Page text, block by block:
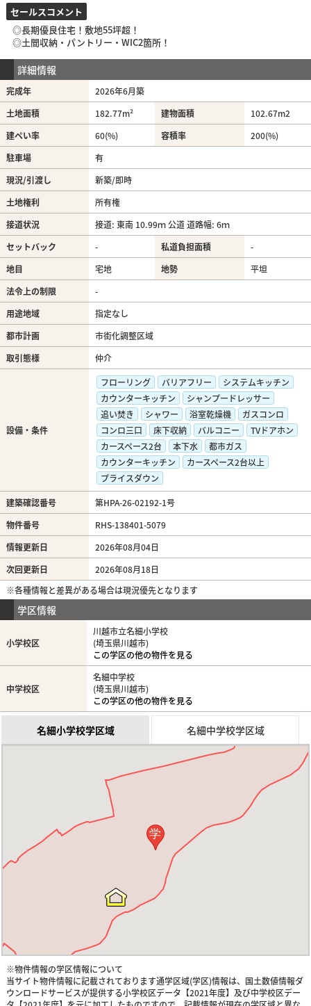
セールスコメント
◎長期優良住宅！敷地55坪超！
◎土間収納・パントリー・WIC2箇所！
詳細情報
完成年
2026年6月築
土地面積
182.77m² 建物面積 102.67m2
建ぺい率
60(%) 容積率
200(%)
駐車場
有
現況/引渡し
新築/即時
土地権利
所有権
接道状況
接道: 東南 10.99ｍ 公道 道路幅: 6ｍ
セットバック
- 私道負担面積
-
地目
宅地 地勢
平坦
法令上の制限
-
用途地域
指定なし
都市計画
市街化調整区域
取引態様
仲介
設備・条件
フローリング バリアフリー
システムキッチン
カウンターキッチン
シャンプードレッサー
追い焚き
シャワー 浴室乾燥機
ガスコンロ
コンロ三口
床下収納 バルコニー
TVドアホン
カースペース2台
本下水
都市ガス
カウンターキッチン
カースペース2台以上
プライスダウン
建築確認番号
第HPA-26-02192-1号
物件番号
RHS-138401-5079
情報更新日
2026年08月04日
次回更新日
2026年08月18日
※各種情報と差異がある場合は現況優先となります
学区情報
小学校区
川越市立名細小学校
(埼玉県川越市)
この学区の他の物件を見る
中学校区
名細中学校
(埼玉県川越市)
この学区の他の物件を見る
名細小学校学区域 名細中学校学区域
学
※物件情報の学区情報について
当サイト物件情報に記載されております通学区域(学区)情報は、国土数値情報ダ
ウンロードサービスが提供する小学校区データ【2021年度】及び中学校区デー